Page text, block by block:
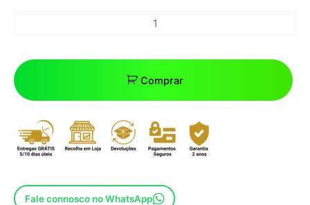
Comprar
Fale connosco no WhatsApp